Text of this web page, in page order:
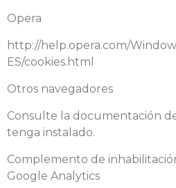
Opera
http://help.opera.com/
ES/cookies.html
Otros navegadores
Consulte la documentación
tenga instalado.
Complemento de
Google Analytics